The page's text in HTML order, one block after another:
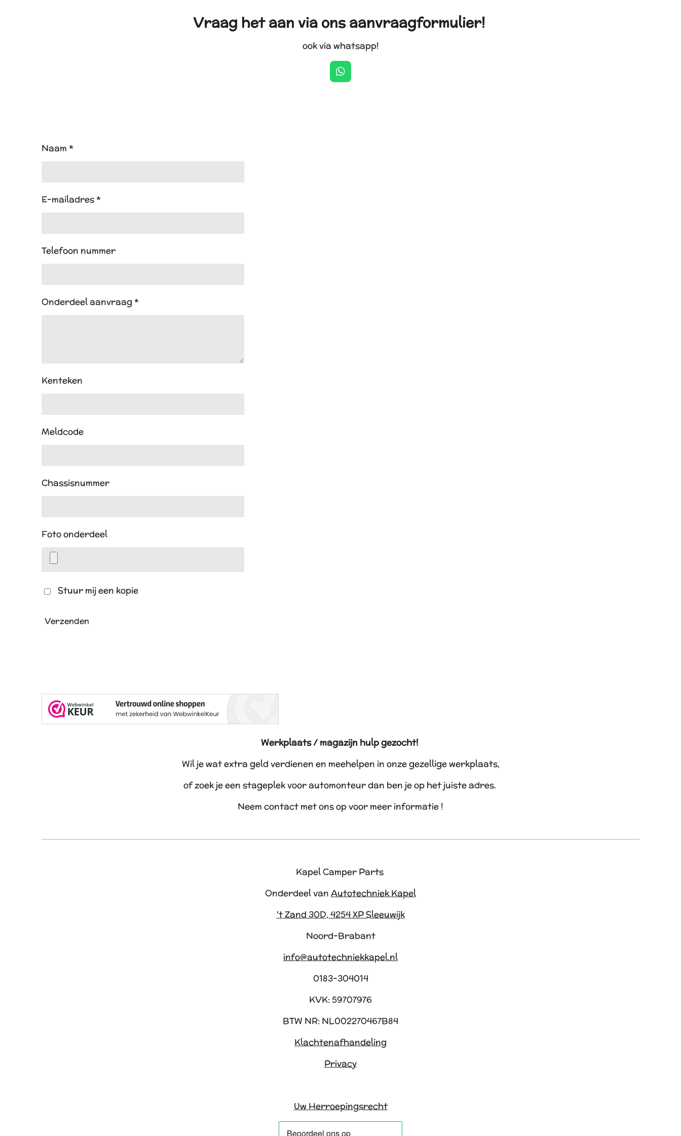
Vraag het aan via ons aanvraagformulier!
ook via whatsapp!
W
h
Naam *
E-mailadres *
Telefoon nummer
Onderdeel aanvraag *
Kenteken
Meldcode
Chassisnummer
Foto onderdeel
Stuur mij een kopie
Verzenden
Werkplaats / magazijn hulp gezocht!
Wil je wat extra geld verdienen en meehelpen in onze gezellige werkplaats,
of zoek je een stageplek voor automonteur dan ben je op het juiste adres.
Neem contact met ons op voor meer informatie !
Kapel Camper Parts
Onderdeel van Autotechniek Kapel
't Zand 30D, 4254 XP Sleeuwijk
Noord-Brabant
info@autotechniekkapel.nl
0183-304014
KVK: 59707976
BTW NR: NL002270467B84
Klachtenafhandeling
Privacy
Uw Herroepingsrecht